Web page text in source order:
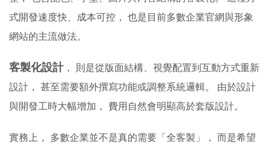
式開發速度快、成本可控， 也是目前多數企業官網與形象
網站的主流做法。
客製化設計， 則是從版面結構、視覺配置到互動方式重新
設計， 甚至需要額外撰寫功能或調整系統邏輯。 由於設計
與開發工時大幅增加， 費用自然會明顯高於套版設計。
實務上， 多數企業並不是真的需要「全客製」， 而是希望